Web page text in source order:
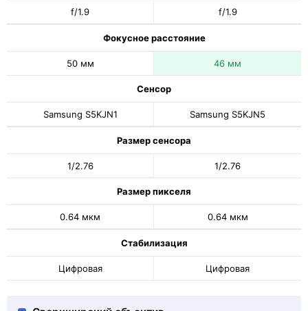
f/1.9 f/1.9
Фокусное расстояние
50 мм 46 мм
Сенсор
Samsung S5KJN1 Samsung S5KJN5
Размер сенсора
1/2.76 1/2.76
Размер пикселя
0.64 мкм 0.64 мкм
Стабилизация
Цифровая Цифровая